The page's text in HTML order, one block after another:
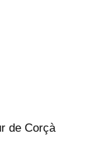
de Corçà